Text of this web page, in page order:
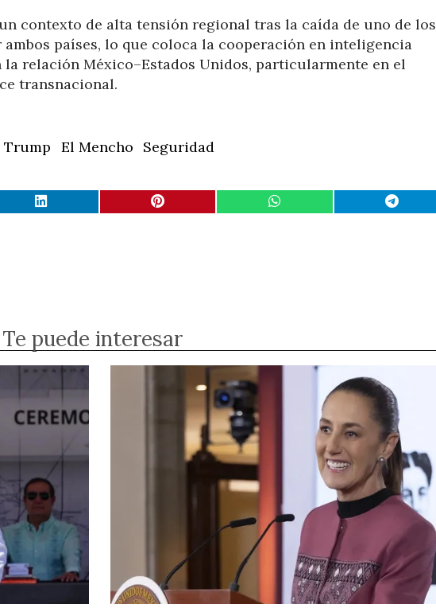
contexto de alta tensión regional tras la caída de uno de los
países, lo que coloca la cooperación en inteligencia
relación México–Estados Unidos, particularmente en el
transnacional.
Trump El Mencho Seguridad
Te puede interesar